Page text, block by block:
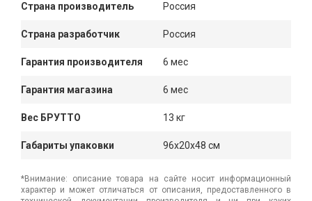
Страна производитель Россия
Страна разработчик Россия
Гарантия производителя 6 мес
Гарантия магазина 6 мес
Вес БРУТТО 13 кг
Габариты упаковки 96x20x48 см
*Внимание: описание товара на сайте носит информационный
характер и может отличаться от описания, предоставленного в